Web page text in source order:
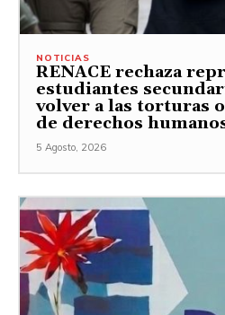
NOTICIAS
RENACE rechaza
estudiantes
volver a las torturas
de derechos
5 Agosto, 2026